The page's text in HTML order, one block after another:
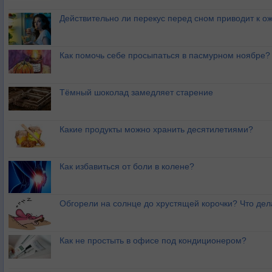
Действительно ли перекус перед сном приводит к
Как помочь себе просыпаться в пасмурном ноябре?
Тёмный шоколад замедляет старение
Какие продукты можно хранить десятилетиями?
Как избавиться от боли в колене?
Обгорели на солнце до хрустящей корочки? Что
Как не простыть в офисе под кондиционером?